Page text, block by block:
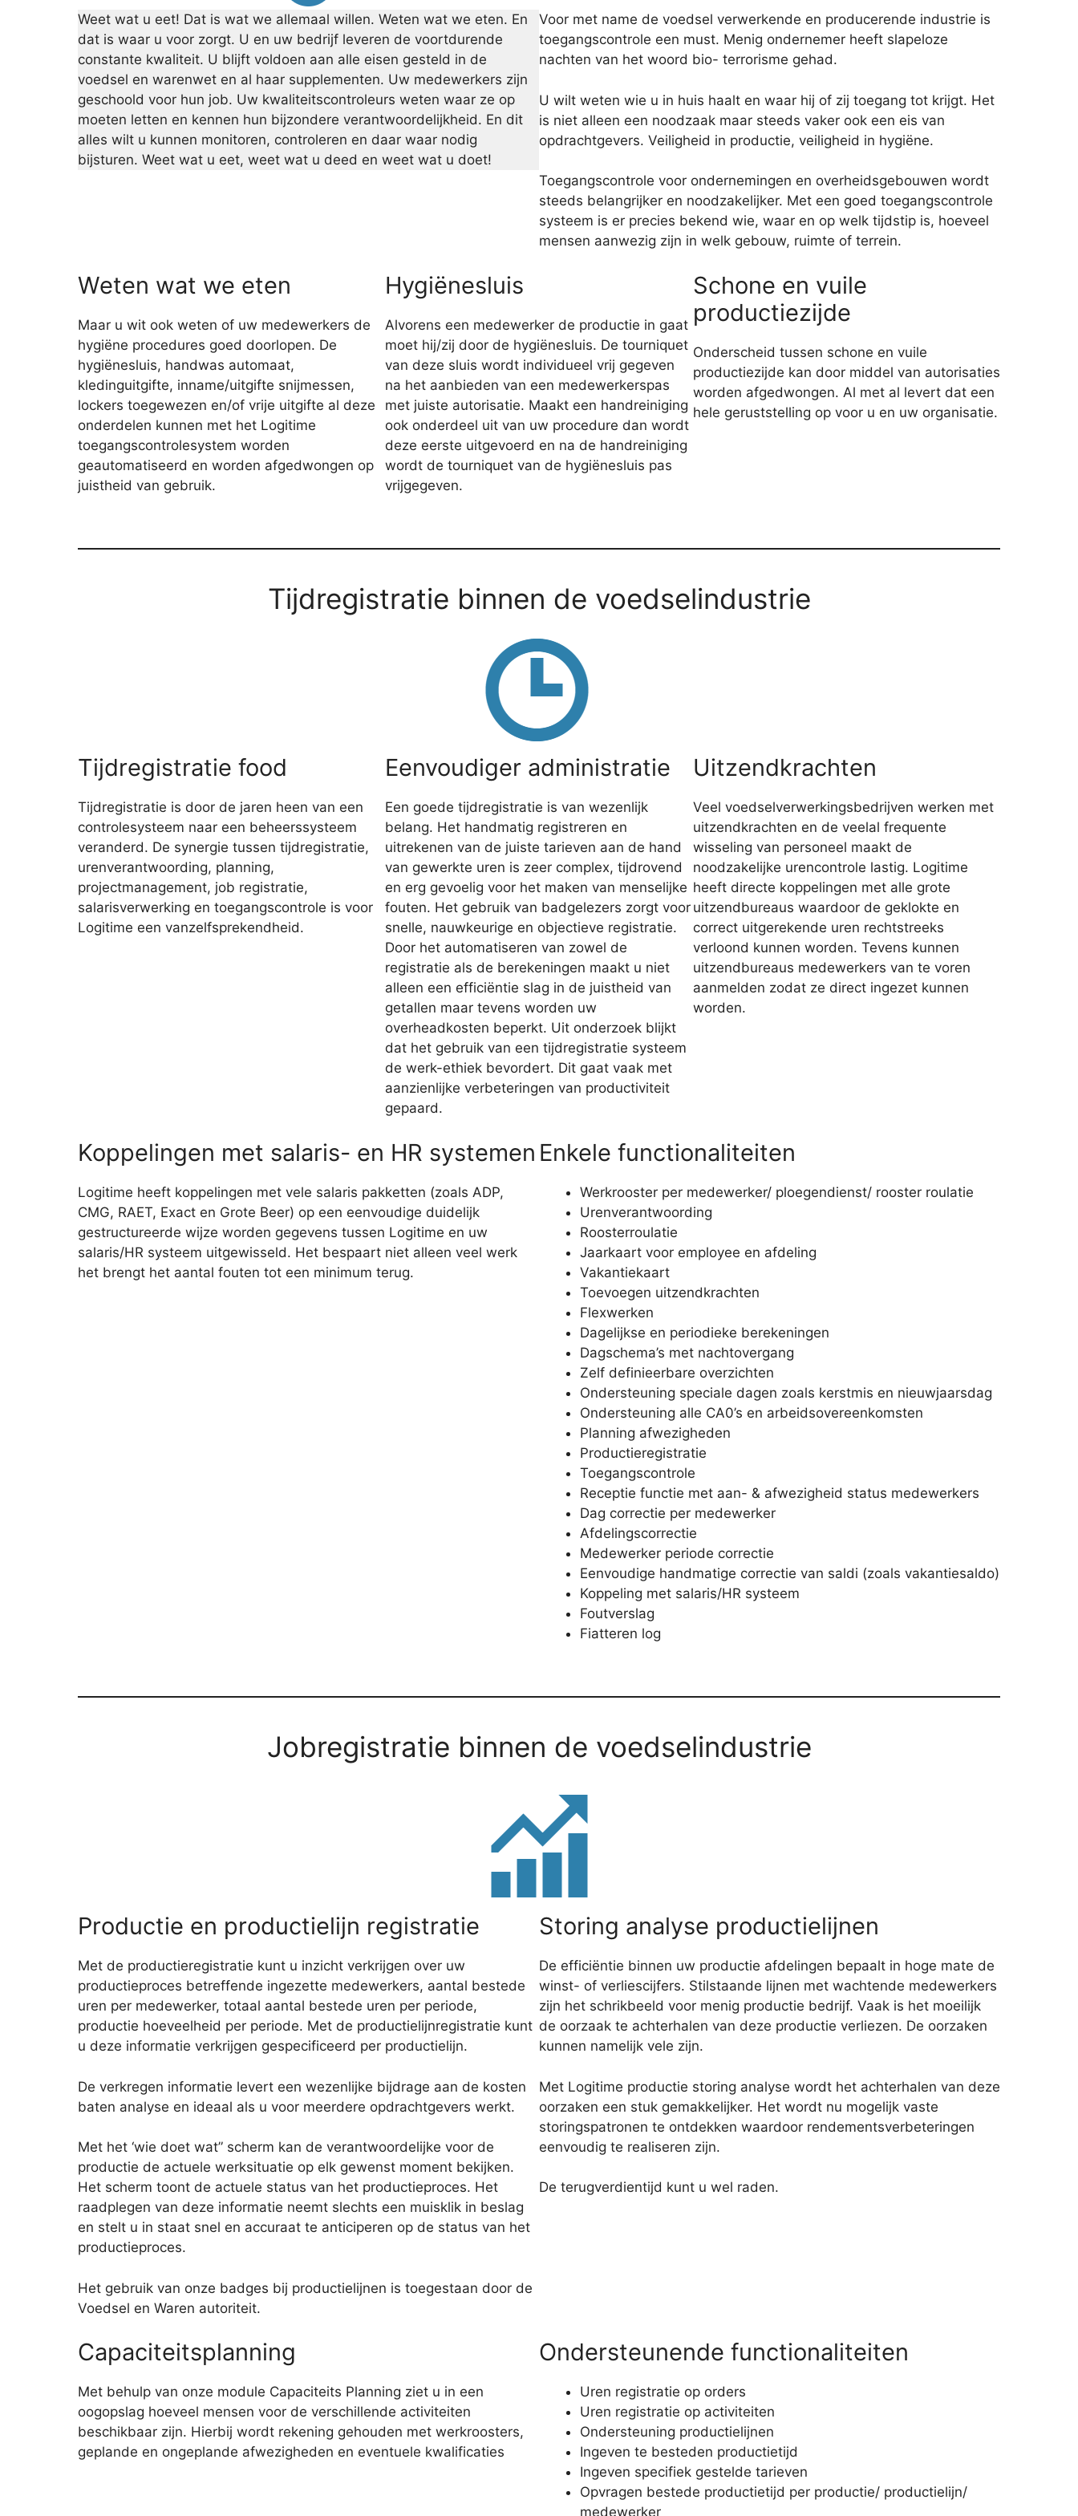
Weet wat u eet! Dat is wat we allemaal willen. Weten wat we eten. En
dat is waar u voor zorgt. U en uw bedrijf leveren de voortdurende
constante kwaliteit. U blijft voldoen aan alle eisen gesteld in de
voedsel en warenwet en al haar supplementen. Uw medewerkers zijn
geschoold voor hun job. Uw kwaliteitscontroleurs weten waar ze op
moeten letten en kennen hun bijzondere verantwoordelijkheid. En dit
alles wilt u kunnen monitoren, controleren en daar waar nodig
bijsturen. Weet wat u eet, weet wat u deed en weet wat u doet!
Voor met name de voedsel verwerkende en producerende industrie is
toegangscontrole een must. Menig ondernemer heeft slapeloze
nachten van het woord bio- terrorisme gehad.
U wilt weten wie u in huis haalt en waar hij of zij toegang tot krijgt. Het
is niet alleen een noodzaak maar steeds vaker ook een eis van
opdrachtgevers. Veiligheid in productie, veiligheid in hygiëne.
Toegangscontrole voor ondernemingen en overheidsgebouwen wordt
steeds belangrijker en noodzakelijker. Met een goed toegangscontrole
systeem is er precies bekend wie, waar en op welk tijdstip is, hoeveel
mensen aanwezig zijn in welk gebouw, ruimte of terrein.
Weten wat we eten
Maar u wit ook weten of uw medewerkers de
hygiëne procedures goed doorlopen. De
hygiënesluis, handwas automaat,
kledinguitgifte, inname/uitgifte snijmessen,
lockers toegewezen en/of vrije uitgifte al deze
onderdelen kunnen met het Logitime
toegangscontrolesystem worden
geautomatiseerd en worden afgedwongen op
juistheid van gebruik.
Hygiënesluis
Alvorens een medewerker de productie in gaat
moet hij/zij door de hygiënesluis. De tourniquet
van deze sluis wordt individueel vrij gegeven
na het aanbieden van een medewerkerspas
met juiste autorisatie. Maakt een handreiniging
ook onderdeel uit van uw procedure dan wordt
deze eerste uitgevoerd en na de handreiniging
wordt de tourniquet van de hygiënesluis pas
vrijgegeven.
Schone en vuile
productiezijde
Onderscheid tussen schone en vuile
productiezijde kan door middel van autorisaties
worden afgedwongen. Al met al levert dat een
hele geruststelling op voor u en uw organisatie.
Tijdregistratie binnen de voedselindustrie
Tijdregistratie food
Tijdregistratie is door de jaren heen van een
controlesysteem naar een beheerssysteem
veranderd. De synergie tussen tijdregistratie,
urenverantwoording, planning,
projectmanagement, job registratie,
salarisverwerking en toegangscontrole is voor
Logitime een vanzelfsprekendheid.
Eenvoudiger administratie
Een goede tijdregistratie is van wezenlijk
belang. Het handmatig registreren en
uitrekenen van de juiste tarieven aan de hand
van gewerkte uren is zeer complex, tijdrovend
en erg gevoelig voor het maken van menselijke
fouten. Het gebruik van badgelezers zorgt voor
snelle, nauwkeurige en objectieve registratie.
Door het automatiseren van zowel de
registratie als de berekeningen maakt u niet
alleen een efficiëntie slag in de juistheid van
getallen maar tevens worden uw
overheadkosten beperkt. Uit onderzoek blijkt
dat het gebruik van een tijdregistratie systeem
de werk-ethiek bevordert. Dit gaat vaak met
aanzienlijke verbeteringen van productiviteit
gepaard.
Uitzendkrachten
Veel voedselverwerkingsbedrijven werken met
uitzendkrachten en de veelal frequente
wisseling van personeel maakt de
noodzakelijke urencontrole lastig. Logitime
heeft directe koppelingen met alle grote
uitzendbureaus waardoor de geklokte en
correct uitgerekende uren rechtstreeks
verloond kunnen worden. Tevens kunnen
uitzendbureaus medewerkers van te voren
aanmelden zodat ze direct ingezet kunnen
worden.
Koppelingen met salaris- en HR systemen
Logitime heeft koppelingen met vele salaris pakketten (zoals ADP,
CMG, RAET, Exact en Grote Beer) op een eenvoudige duidelijk
gestructureerde wijze worden gegevens tussen Logitime en uw
salaris/HR systeem uitgewisseld. Het bespaart niet alleen veel werk
het brengt het aantal fouten tot een minimum terug.
Enkele functionaliteiten
Werkrooster per medewerker/ ploegendienst/ rooster roulatie
Urenverantwoording
Roosterroulatie
Jaarkaart voor employee en afdeling
Vakantiekaart
Toevoegen uitzendkrachten
Flexwerken
Dagelijkse en periodieke berekeningen
Dagschema’s met nachtovergang
Zelf definieerbare overzichten
Ondersteuning speciale dagen zoals kerstmis en nieuwjaarsdag
Ondersteuning alle CA0’s en arbeidsovereenkomsten
Planning afwezigheden
Productieregistratie
Toegangscontrole
Receptie functie met aan- & afwezigheid status medewerkers
Dag correctie per medewerker
Afdelingscorrectie
Medewerker periode correctie
Eenvoudige handmatige correctie van saldi (zoals vakantiesaldo)
Koppeling met salaris/HR systeem
Foutverslag
Fiatteren log
Jobregistratie binnen de voedselindustrie
Productie en productielijn registratie
Met de productieregistratie kunt u inzicht verkrijgen over uw
productieproces betreffende ingezette medewerkers, aantal bestede
uren per medewerker, totaal aantal bestede uren per periode,
productie hoeveelheid per periode. Met de productielijnregistratie kunt
u deze informatie verkrijgen gespecificeerd per productielijn.
De verkregen informatie levert een wezenlijke bijdrage aan de kosten
baten analyse en ideaal als u voor meerdere opdrachtgevers werkt.
Met het ‘wie doet wat” scherm kan de verantwoordelijke voor de
productie de actuele werksituatie op elk gewenst moment bekijken.
Het scherm toont de actuele status van het productieproces. Het
raadplegen van deze informatie neemt slechts een muisklik in beslag
en stelt u in staat snel en accuraat te anticiperen op de status van het
productieproces.
Het gebruik van onze badges bij productielijnen is toegestaan door de
Voedsel en Waren autoriteit.
Storing analyse productielijnen
De efficiëntie binnen uw productie afdelingen bepaalt in hoge mate de
winst- of verliescijfers. Stilstaande lijnen met wachtende medewerkers
zijn het schrikbeeld voor menig productie bedrijf. Vaak is het moeilijk
de oorzaak te achterhalen van deze productie verliezen. De oorzaken
kunnen namelijk vele zijn.
Met Logitime productie storing analyse wordt het achterhalen van deze
oorzaken een stuk gemakkelijker. Het wordt nu mogelijk vaste
storingspatronen te ontdekken waardoor rendementsverbeteringen
eenvoudig te realiseren zijn.
De terugverdientijd kunt u wel raden.
Capaciteitsplanning
Met behulp van onze module Capaciteits Planning ziet u in een
oogopslag hoeveel mensen voor de verschillende activiteiten
beschikbaar zijn. Hierbij wordt rekening gehouden met werkroosters,
geplande en ongeplande afwezigheden en eventuele kwalificaties
Ondersteunende functionaliteiten
Uren registratie op orders
Uren registratie op activiteiten
Ondersteuning productielijnen
Ingeven te besteden productietijd
Ingeven specifiek gestelde tarieven
Opvragen bestede productietijd per productie/ productielijn/
medewerker